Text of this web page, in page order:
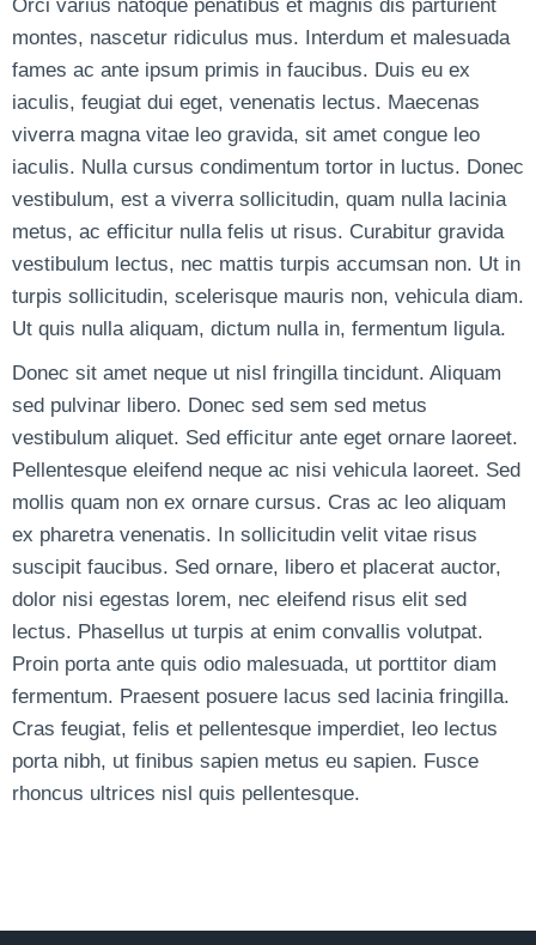
Orci varius natoque penatibus et magnis dis parturient
montes, nascetur ridiculus mus. Interdum et malesuada
fames ac ante ipsum primis in faucibus. Duis eu ex
iaculis, feugiat dui eget, venenatis lectus. Maecenas
viverra magna vitae leo gravida, sit amet congue leo
iaculis. Nulla cursus condimentum tortor in luctus. Donec
vestibulum, est a viverra sollicitudin, quam nulla lacinia
metus, ac efficitur nulla felis ut risus. Curabitur gravida
vestibulum lectus, nec mattis turpis accumsan non. Ut in
turpis sollicitudin, scelerisque mauris non, vehicula diam.
Ut quis nulla aliquam, dictum nulla in, fermentum ligula.
Donec sit amet neque ut nisl fringilla tincidunt. Aliquam
sed pulvinar libero. Donec sed sem sed metus
vestibulum aliquet. Sed efficitur ante eget ornare laoreet.
Pellentesque eleifend neque ac nisi vehicula laoreet. Sed
mollis quam non ex ornare cursus. Cras ac leo aliquam
ex pharetra venenatis. In sollicitudin velit vitae risus
suscipit faucibus. Sed ornare, libero et placerat auctor,
dolor nisi egestas lorem, nec eleifend risus elit sed
lectus. Phasellus ut turpis at enim convallis volutpat.
Proin porta ante quis odio malesuada, ut porttitor diam
fermentum. Praesent posuere lacus sed lacinia fringilla.
Cras feugiat, felis et pellentesque imperdiet, leo lectus
porta nibh, ut finibus sapien metus eu sapien. Fusce
rhoncus ultrices nisl quis pellentesque.